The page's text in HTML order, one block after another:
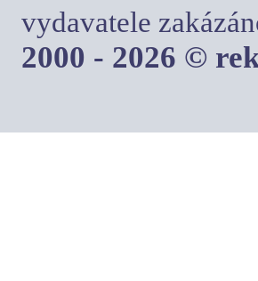
vydavatele
2000 - 2026 ©